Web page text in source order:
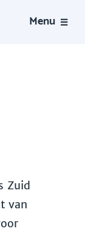
Menu
Zuid
van